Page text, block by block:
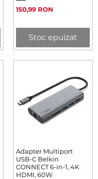
Preț
150,99 RON
Stoc epuizat
Afișare rapidă
Adapter Multiport
USB-C Belkin
CONNECT 6-in-1, 4K
HDMI, 60W